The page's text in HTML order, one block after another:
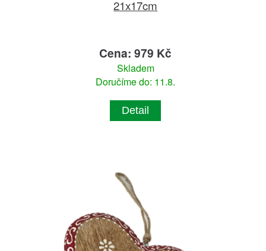
21x17cm
Cena: 979 Kč
Skladem
Doručíme do: 11.8.
Detail